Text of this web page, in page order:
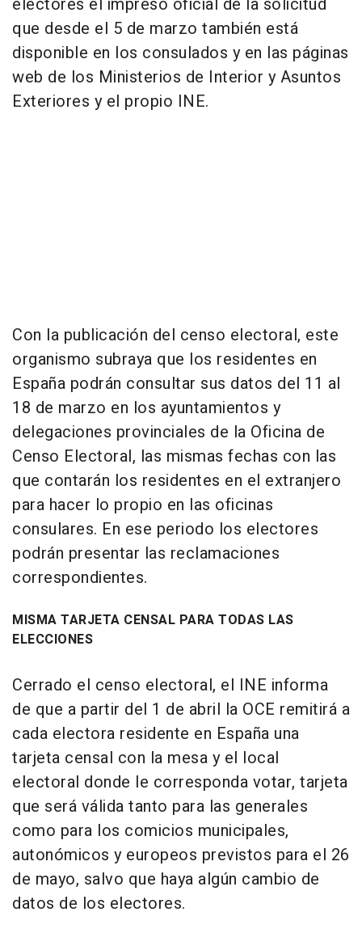
que desde el 5 de marzo también está
disponible en los consulados y en las páginas
web de los Ministerios de Interior y Asuntos
Exteriores y el propio INE.
Con la publicación del censo electoral, este
organismo subraya que los residentes en
España podrán consultar sus datos del 11 al
18 de marzo en los ayuntamientos y
delegaciones provinciales de la Oficina de
Censo Electoral, las mismas fechas con las
que contarán los residentes en el extranjero
para hacer lo propio en las oficinas
consulares. En ese periodo los electores
podrán presentar las reclamaciones
correspondientes.
MISMA TARJETA CENSAL PARA TODAS LAS
ELECCIONES
Cerrado el censo electoral, el INE informa
de que a partir del 1 de abril la OCE remitirá a
cada electora residente en España una
tarjeta censal con la mesa y el local
electoral donde le corresponda votar, tarjeta
que será válida tanto para las generales
como para los comicios municipales,
autonómicos y europeos previstos para el 26
de mayo, salvo que haya algún cambio de
datos de los electores.